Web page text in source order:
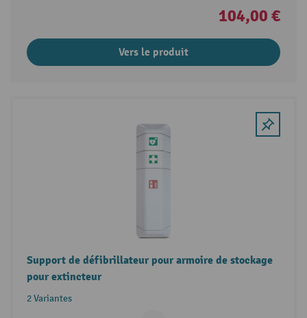
104,00 €
Vers le produit
Support de défibrillateur pour armoire de stockage
pour extincteur
2 Variantes